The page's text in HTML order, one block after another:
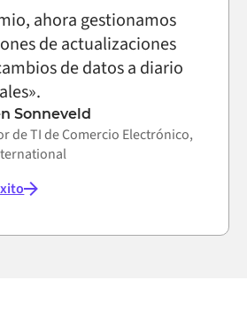
ahora gestionamos
de actualizaciones
de datos a diario
Sonneveld
de TI de Comercio Electrónico,